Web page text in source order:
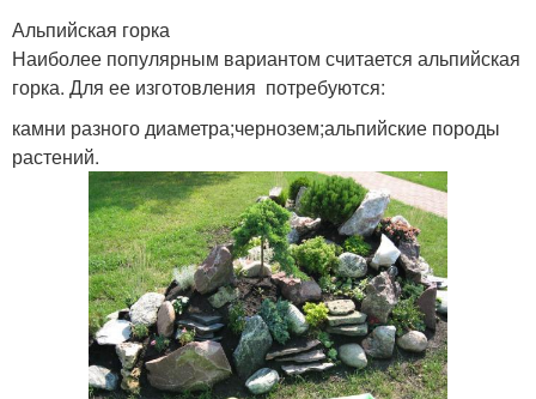
Альпийская горка
Наиболее популярным вариантом считается альпийская
горка. Для ее изготовления потребуются:
камни разного диаметра;чернозем;альпийские породы
растений.